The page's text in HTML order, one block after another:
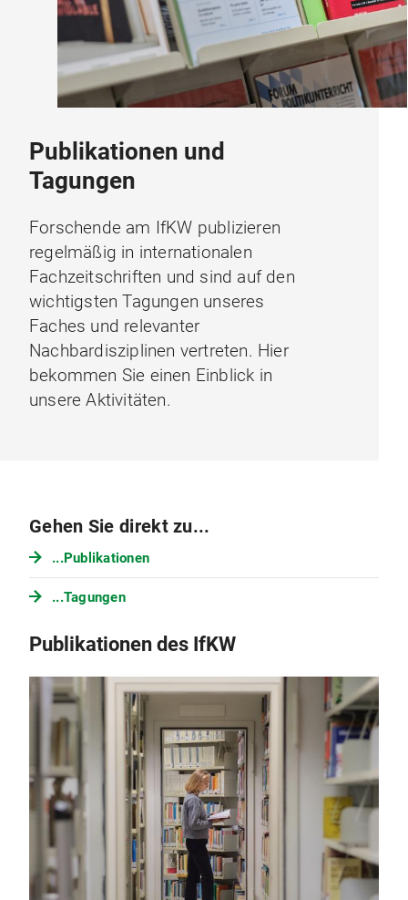
Publikationen und
Tagungen
Forschende am IfKW publizieren
regelmäßig in internationalen
Fachzeitschriften und sind auf den
wichtigsten Tagungen unseres
Faches und relevanter
Nachbardisziplinen vertreten. Hier
bekommen Sie einen Einblick in
unsere Aktivitäten.
Gehen Sie direkt zu...
...Publikationen
...Tagungen
Publikationen des IfKW